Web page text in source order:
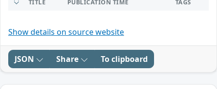
TITLE PUBLICATION TIME TAGS
Show details on source website
JSON Share To clipboard